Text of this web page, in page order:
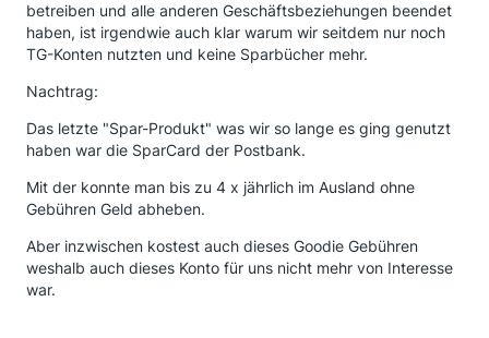
betreiben und alle anderen Geschäftsbeziehungen beendet
haben, ist irgendwie auch klar warum wir seitdem nur noch
TG-Konten nutzten und keine Sparbücher mehr.
Nachtrag:
Das letzte "Spar-Produkt" was wir so lange es ging genutzt
haben war die SparCard der Postbank.
Mit der konnte man bis zu 4 x jährlich im Ausland ohne
Gebühren Geld abheben.
Aber inzwischen kostest auch dieses Goodie Gebühren
weshalb auch dieses Konto für uns nicht mehr von Interesse
war.